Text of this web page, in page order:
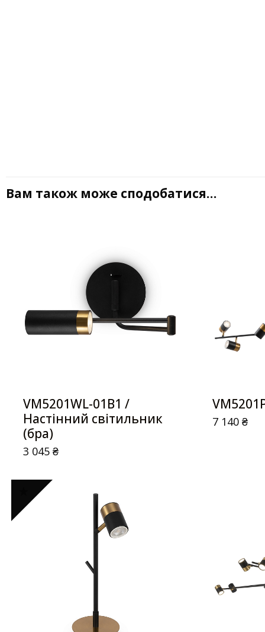
Вам також може сподобатися…
VM5201WL-01B1 /
Настінний світильник
(бра)
3 045₴
7 140₴